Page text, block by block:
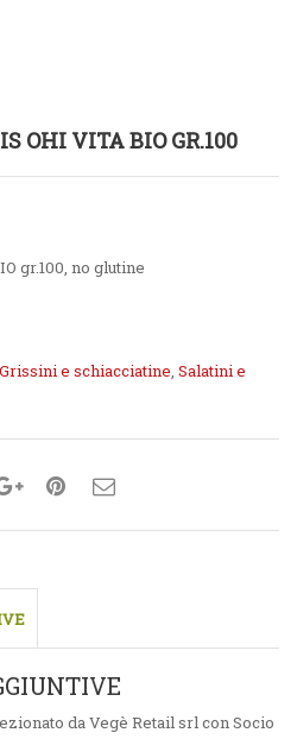
OHI VITA BIO GR.100
gr.100, no glutine
Grissini e schiacciatine, Salatini e
da Vegè Retail srl con Socio